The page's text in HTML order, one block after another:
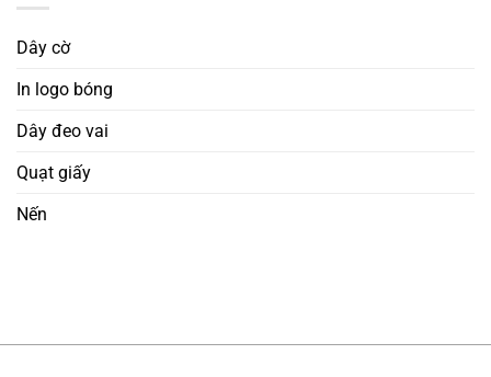
Dây cờ
In logo bóng
Dây đeo vai
Quạt giấy
Nến